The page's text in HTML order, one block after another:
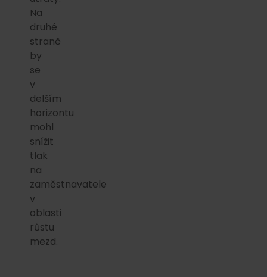
Na
druhé
straně
by
se
v
delším
horizontu
mohl
snížit
tlak
na
zaměstnavatele
v
oblasti
růstu
mezd.